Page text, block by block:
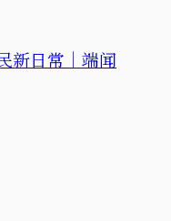
新日常｜端闻